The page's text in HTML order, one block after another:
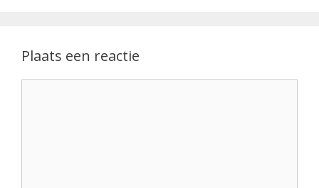
Plaats een reactie